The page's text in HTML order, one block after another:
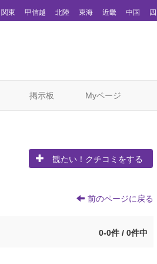
関東 甲信越 北陸 東海 近畿 中国
掲示板 Myページ
観たい！クチコミをする
前のページに戻る
0-0件 / 0件中